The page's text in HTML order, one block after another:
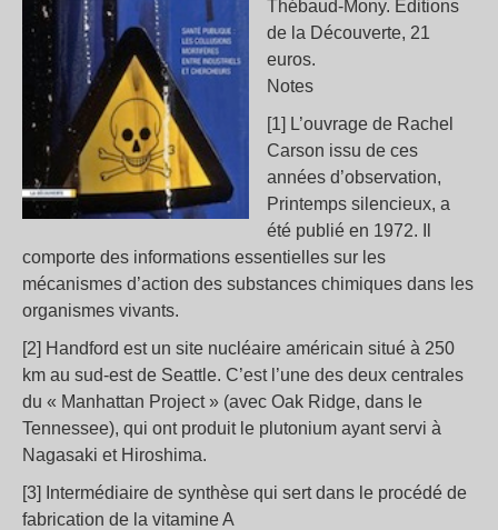
Thébaud-Mony. Éditions
de la Découverte, 21
euros.
Notes
[1] L’ouvrage de Rachel
Carson issu de ces
années d’observation,
Printemps silencieux, a
été publié en 1972. Il
comporte des informations essentielles sur les
mécanismes d’action des substances chimiques dans les
organismes vivants.
[2] Handford est un site nucléaire américain situé à 250
km au sud-est de Seattle. C’est l’une des deux centrales
du « Manhattan Project » (avec Oak Ridge, dans le
Tennessee), qui ont produit le plutonium ayant servi à
Nagasaki et Hiroshima.
[3] Intermédiaire de synthèse qui sert dans le procédé de
fabrication de la vitamine A